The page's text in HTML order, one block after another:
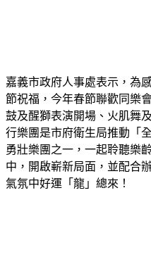
嘉義市政府人事處表示，為
節祝福，今年春節聯歡同樂
鼓及醒獅表演開場、火肌舞
行樂團是市府衛生局推動「
勇壯樂團之一，一起聆聽樂
中，開啟嶄新局面，並配合
氣氛中好運「龍」總來！